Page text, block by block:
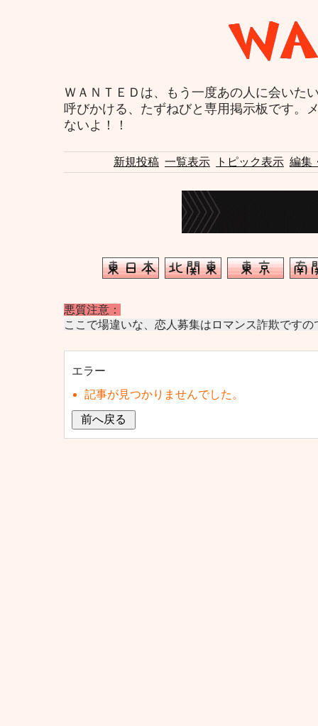
ＷＡＮＴＥＤは、もう一度あの人に会いた
呼びかける、たずねびと専用掲示板です。
ないよ！！
新規投稿 一覧表示 トピック表示 編集
悪質注意：
ここで場違いな、恋人募集はロマンス詐欺です
エラー
記事が見つかりませんでした。